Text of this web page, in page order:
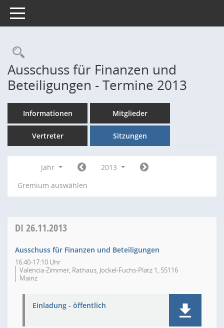
Toggle navigation
Rechercheauswahl
Ausschuss für Finanzen und
Beteiligungen - Termine 2013
Informationen Mitglieder
Vertreter Sitzungen
Jahr
2013
Gremium auswählen
DI 26.11.2013
Ausschuss für Finanzen und Beteiligungen
16:40-17:10 Uhr
Valencia-Zimmer, Rathaus, Jockel-Fuchs-Platz 1, 55116
Mainz
Einladung - öffentlich